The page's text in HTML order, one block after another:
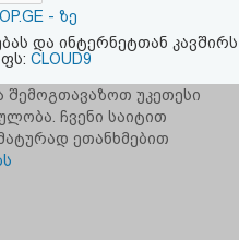
- ზე
და ინტერნეტთან კავშირს
CLOUD9
შემოგთავაზოთ უკეთესი
ჩვენი საიტით
ეთანხმებით